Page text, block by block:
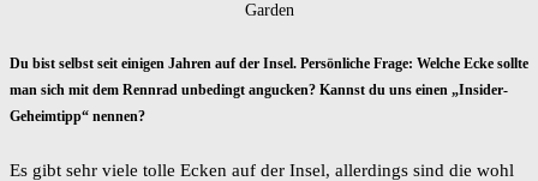
Garden
Du bist selbst seit einigen Jahren auf der Insel. Persönliche Frage: Welche Ecke sollte
man sich mit dem Rennrad unbedingt angucken? Kannst du uns einen „Insider-
Geheimtipp“ nennen?
Es gibt sehr viele tolle Ecken auf der Insel, allerdings sind die wohl